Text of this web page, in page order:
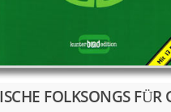
FOLKSONGS FÜR